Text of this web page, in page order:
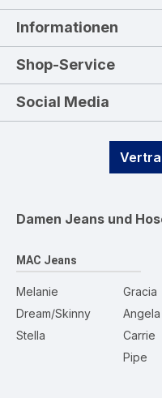
Informationen
Shop-Service
Social Media
Damen Jeans und
MAC Jeans
Melanie
Dream/Skinny
Stella
Gracia
Angela
Carrie
Pipe